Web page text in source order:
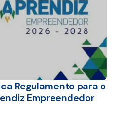
Regulamento para o
Empreendedor